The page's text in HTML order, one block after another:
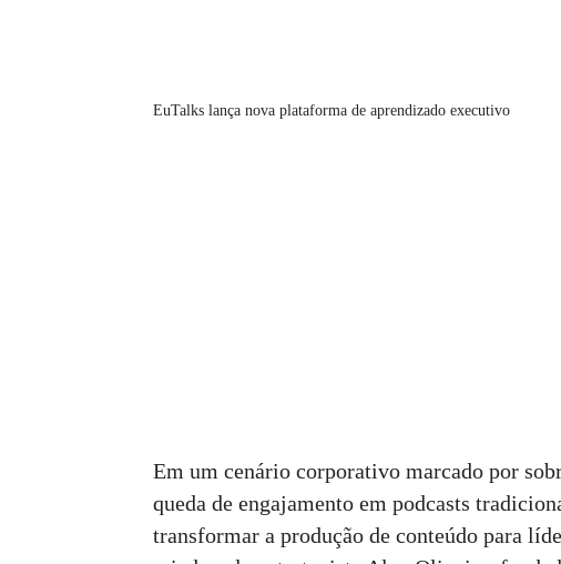
EuTalks lança nova plataforma de aprendizado executivo
Em um cenário corporativo marcado por
queda de engajamento em podcasts
transformar a produção de conteúdo para